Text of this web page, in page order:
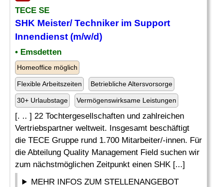
TECE SE
SHK Meister/ Techniker im Support
Innendienst (m/w/d)
• Emsdetten
Homeoffice möglich
Flexible Arbeitszeiten Betriebliche Altersvorsorge
30+ Urlaubstage Vermögenswirksame Leistungen
[. .. ] 22 Tochtergesellschaften und zahlreichen
Vertriebspartner weltweit. Insgesamt beschäftigt
die TECE Gruppe rund 1.700 Mitarbeiter/-innen. Für
die Abteilung Quality Management Field suchen wir
zum nächstmöglichen Zeitpunkt einen SHK [...]
MEHR INFOS ZUM STELLENANGEBOT